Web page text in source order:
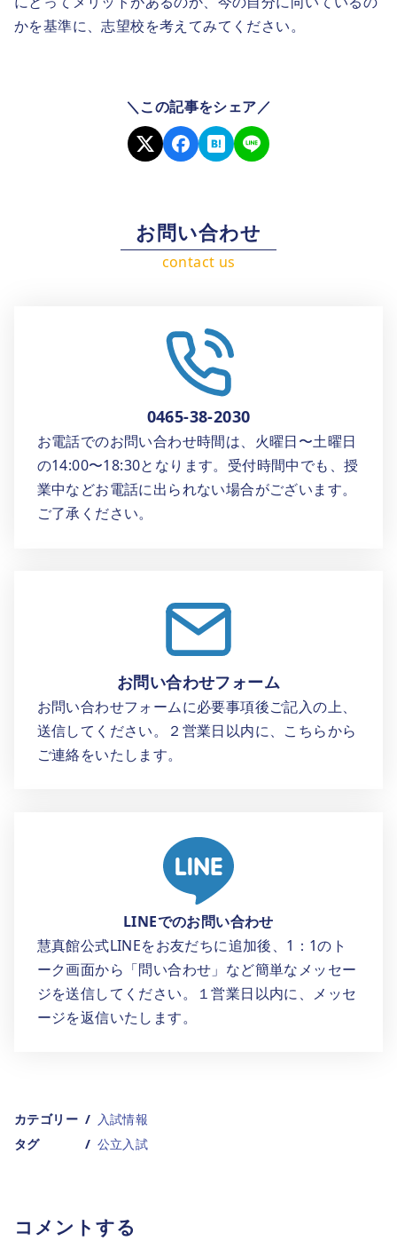
かを基準に、志望校を考えてみてください。
＼この記事をシェア／
お問い合わせ
0465-38-2030
お電話でのお問い合わせ時間は、火曜日〜土曜日
の14:00〜18:30となります。受付時間中でも、授
業中などお電話に出られない場合がございます。
ご了承ください。
お問い合わせフォーム
お問い合わせフォームに必要事項後ご記入の上、
送信してください。２営業日以内に、こちらから
ご連絡をいたします。
LINEでのお問い合わせ
慧真館公式LINEをお友だちに追加後、1：1のト
ーク画面から「問い合わせ」など簡単なメッセー
ジを送信してください。１営業日以内に、メッセ
ージを返信いたします。
カテゴリー
入試情報
タグ
公立入試
コメントする